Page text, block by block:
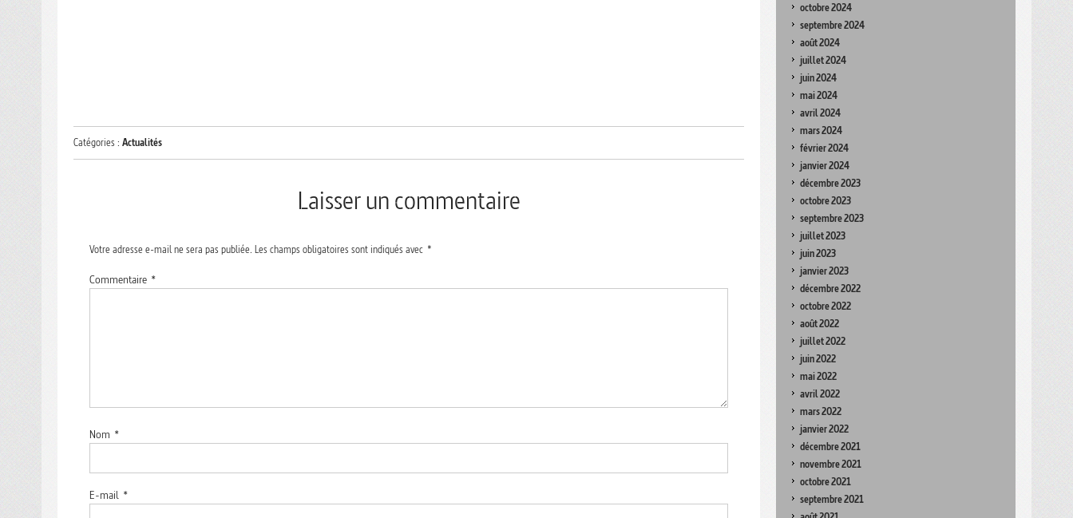
Catégories : Actualités
Laisser un commentaire
Votre adresse e-mail ne sera pas publiée. Les champs obligatoires sont indiqués avec *
Commentaire *
Nom *
E-mail *
octobre 2024
septembre 2024
août 2024
juillet 2024
juin 2024
mai 2024
avril 2024
mars 2024
février 2024
janvier 2024
décembre 2023
octobre 2023
septembre 2023
juillet 2023
juin 2023
janvier 2023
décembre 2022
octobre 2022
août 2022
juillet 2022
juin 2022
mai 2022
avril 2022
mars 2022
janvier 2022
décembre 2021
novembre 2021
octobre 2021
septembre 2021